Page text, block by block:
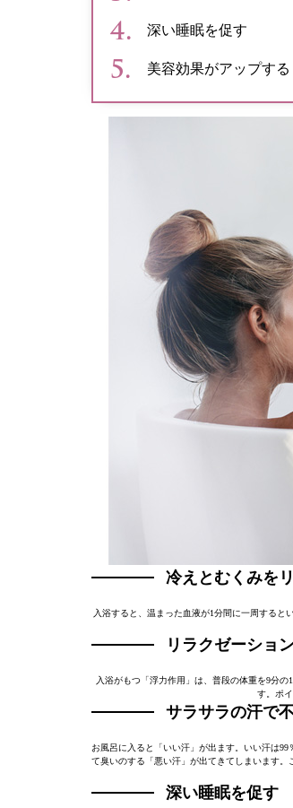
深い睡眠を促す
美容効果がアップする
冷えとむくみを
入浴すると、温まった血液が1分間に一周すると
リラクゼーショ
入浴がもつ「浮力作用」は、普段の体重を9分
す。ポ
サラサラの汗で
お風呂に入ると「いい汗」が出ます。いい汗は
て臭いのする「悪い汗」が出てきてしまいます
深い睡眠を促す